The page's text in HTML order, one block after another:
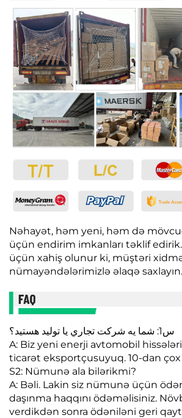
Nəhayət, həm yeni, həm də
üçün endirim imkanları təklif
üçün xahiş olunur ki, müştəri
nümayəndələrimizlə əlaqə saxlayın.
س1: شما يه شرکت تجاري يا توليد هستيد؟
A: Biz yeni enerji avtomobil
ticarət eksportçusuyuq. 10-dan çox
S2: Nümunə ala bilərikmi?
A: Bəli. Lakin siz nümunə üçün
daşınma haqqını ödəməlisiniz.
verdikdən sonra ödəniləni geri